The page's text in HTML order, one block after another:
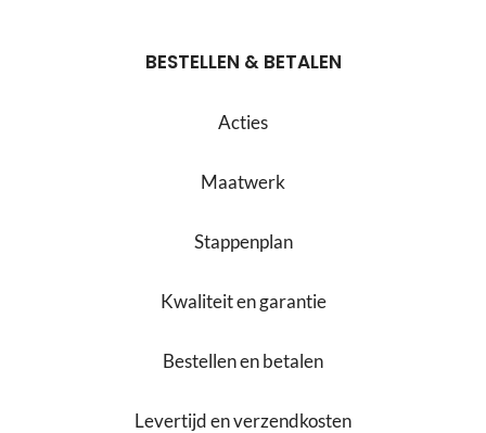
BESTELLEN & BETALEN
Acties
Maatwerk
Stappenplan
Kwaliteit en garantie
Bestellen en betalen
Levertijd en verzendkosten